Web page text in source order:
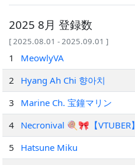
2025 8月 登録数
[ 2025.08.01 - 2025.09.01 ]
1 MeowlyVA
2
Hyang Ah Chi 향아치
3
Marine Ch. 宝鐘マリン
4 Necronival 🍭🎀【VTUBER】
5
Hatsune Miku